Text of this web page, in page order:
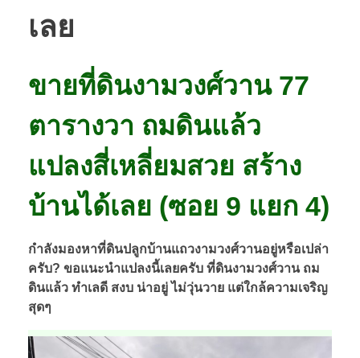
เลย
ขายที่ดินงามวงศ์วาน 77
ตารางวา ถมดินแล้ว
แปลงสี่เหลี่ยมสวย สร้าง
บ้านได้เลย (ซอย 9 แยก 4)
กำลังมองหาที่ดินปลูกบ้านแถวงามวงศ์วานอยู่หรือเปล่า
ครับ? ขอแนะนำแปลงนี้เลยครับ ที่ดินงามวงศ์วาน ถม
ดินแล้ว ทำเลดี สงบ น่าอยู่ ไม่วุ่นวาย แต่ใกล้ความเจริญ
สุดๆ